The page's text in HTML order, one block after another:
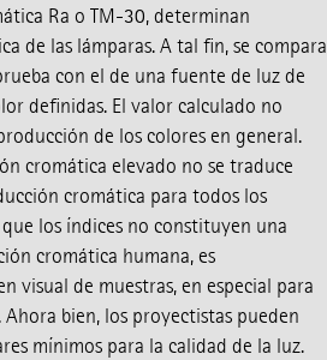
Ra o TM-30, determinan
de las lámparas. A tal fin, se compara
con el de una fuente de luz de
definidas. El valor calculado no
de los colores en general.
cromática elevado no se traduce
cromática para todos los
los índices no constituyen una
cromática humana, es
visual de muestras, en especial para
bien, los proyectistas pueden
mínimos para la calidad de la luz.